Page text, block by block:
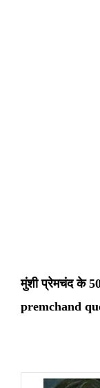
मुंशी प्रेमचंद के
premchand